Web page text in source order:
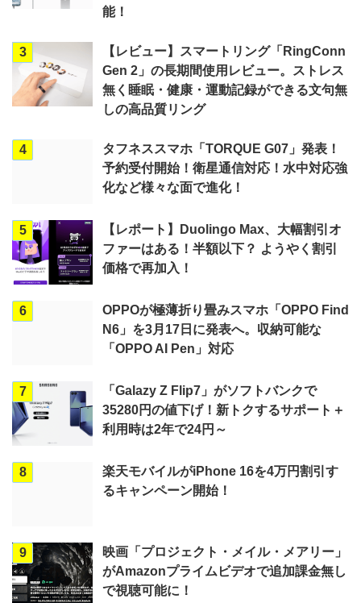
能！
3
【レビュー】スマートリング「RingConn
Gen 2」の長期間使用レビュー。ストレス
無く睡眠・健康・運動記録ができる文句無
しの高品質リング
4
タフネススマホ「TORQUE G07」発表！
予約受付開始！衛星通信対応！水中対応強
化など様々な面で進化！
5
【レポート】Duolingo Max、大幅割引オ
ファーはある！半額以下？ ようやく割引
価格で再加入！
6
OPPOが極薄折り畳みスマホ「OPPO Find
N6」を3月17日に発表へ。収納可能な
「OPPO AI Pen」対応
7
「Galazy Z Flip7」がソフトバンクで
35280円の値下げ！新トクするサポート＋
利用時は2年で24円～
8
楽天モバイルがiPhone 16を4万円割引す
るキャンペーン開始！
9
映画「プロジェクト・メイル・メアリー」
がAmazonプライムビデオで追加課金無し
で視聴可能に！